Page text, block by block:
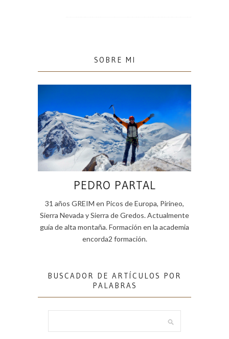
SOBRE MI
PEDRO PARTAL
31 años GREIM en Picos de Europa, Pirineo,
Sierra Nevada y Sierra de Gredos. Actualmente
guía de alta montaña. Formación en la academia
encorda2 formación.
BUSCADOR DE ARTÍCULOS POR
PALABRAS